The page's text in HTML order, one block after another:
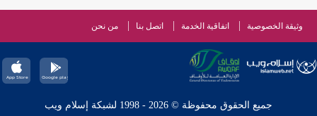
وثيقة الخصوصية اتفاقية الخدمة اتصل بنا من نحن
جميع الحقوق محفوظة © 2026 - 1998 لشبكة إسلام ويب